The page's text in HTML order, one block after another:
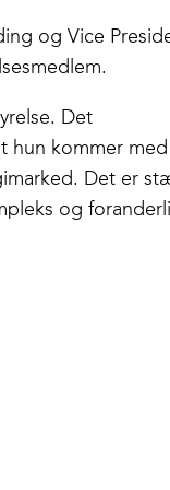
og Vice
Det
hun kommer med
Det er
og